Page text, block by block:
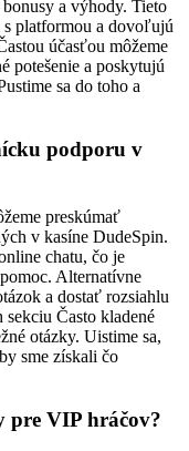
a výhody. Tieto
s platformou a dovoľujú
účasťou môžeme
potešenie a poskytujú
sa do toho a
podporu v
preskúmať
v kasíne DudeSpin.
chatu, čo je
Alternatívne
a dostať rozsiahlu
Často kladené
otázky. Uistime sa,
sme získali čo
pre VIP hráčov?